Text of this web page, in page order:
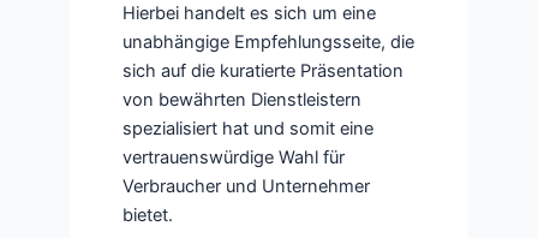
Hierbei handelt es sich um eine
unabhängige Empfehlungsseite, die
sich auf die kuratierte Präsentation
von bewährten Dienstleistern
spezialisiert hat und somit eine
vertrauenswürdige Wahl für
Verbraucher und Unternehmer
bietet.